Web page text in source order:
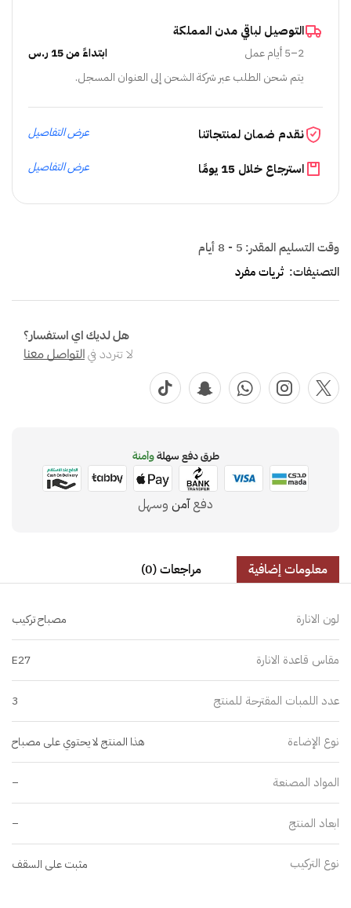
التوصيل لباقي مدن المملكة
2–5 أيام عمل
ابتداءً من 15 ر.س
يتم شحن الطلب عبر شركة الشحن إلى العنوان المسجل.
نقدم ضمان لمنتجاتنا عرض التفاصيل
استرجاع خلال 15 يومًا عرض التفاصيل
وقت التسليم المقدر: 5 - 8 أيام
التصنيفات: ثريات مفرد
هل لديك اي استفسار؟
لا تتردد فيالتواصل معنا
طرق دفع سهلةوآمنة
دفعآمن وسهل
معلومات إضافية مراجعات (0)
لون الانارة مصباح تركيب
مقاس قاعدة الانارة E27
عدد اللمبات المقترحة للمنتج 3
نوع الإضاءة هذا المنتج لا يحتوي على مصباح
المواد المصنعة –
ابعاد المنتج –
نوع التركيب مثبت على السقف